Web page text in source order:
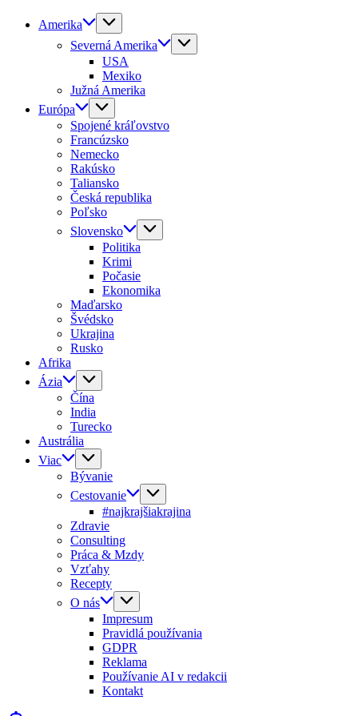
Amerika
Severná Amerika
USA
Mexiko
Južná Amerika
Európa
Spojené kráľovstvo
Francúzsko
Nemecko
Rakúsko
Taliansko
Česká republika
Poľsko
Slovensko
Politika
Krimi
Počasie
Ekonomika
Maďarsko
Švédsko
Ukrajina
Rusko
Afrika
Ázia
Čína
India
Turecko
Austrália
Viac
Bývanie
Cestovanie
#najkrajšiakrajina
Zdravie
Consulting
Práca & Mzdy
Vzťahy
Recepty
O nás
Impresum
Pravidlá používania
GDPR
Reklama
Používanie AI v redakcii
Kontakt